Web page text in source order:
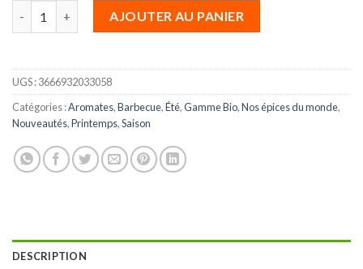
AJOUTER AU PANIER
UGS :3666932033058
Catégories :Aromates,Barbecue,Été,Gamme Bio,Nos épices du monde,
Nouveautés,Printemps,Saison
DESCRIPTION